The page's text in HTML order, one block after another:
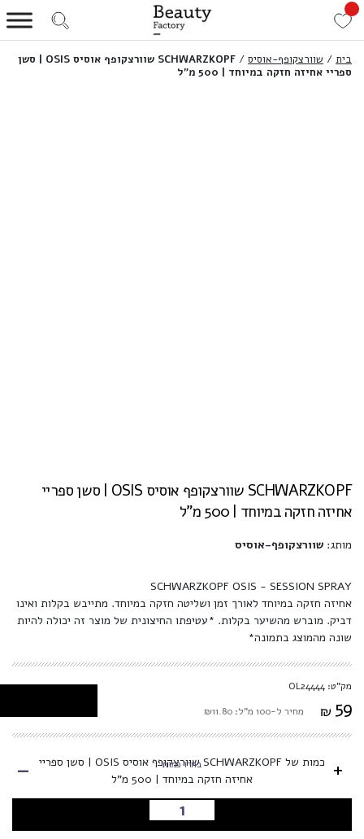
בית / שוורצקופף-אוסיס /
SCHWARZKOPF שוורצקופף אוסיס OSIS | סשן
ספריי אחיזה חזקה במיוחד | 500 מ”ל
SCHWARZKOPF שוורצקופף אוסיס OSIS | סשן ספריי
אחיזה חזקה במיוחד | 500 מ"ל
מותג: שוורצקופף-אוסיס
SCHWARZKOPF OSIS - SESSION SPRAY
אחיזה חזקה במיוחד לאורך זמן ושליטה חזקה במיוחד. מתייבש בקלות ואינו
דביק. מוברש מהשיער בקלות. *עטיפתו החיצונית של מוצר זה יכולה להיות
שונה מהמוצג בתמונה*
מק"ט: OL24444
₪ 59 מחיר ל-100 מ"ל: ₪11.80
+
כמות של SCHWARZKOPF שוורצקופף אוסיס OSIS | סשן ספריי
אחיזה חזקה במיוחד | 500 מ"ל
בחרו כמות -
הוספה לסל